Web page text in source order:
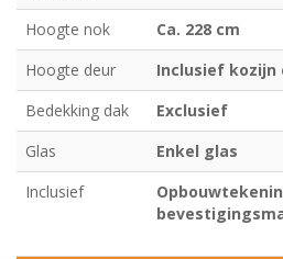
Hoogte nok
Ca. 228 cm
Hoogte deur
Inclusief kozijn
Bedekking dak
Exclusief
Glas
Enkel glas
Inclusief